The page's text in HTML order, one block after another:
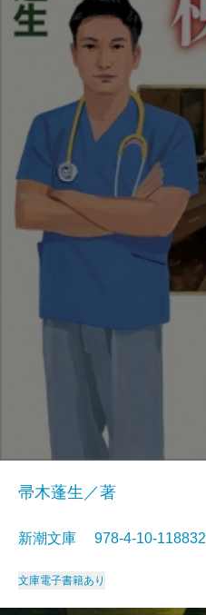
帚木蓬生／著
新潮文庫 978-4-10-
文庫電子書籍あり